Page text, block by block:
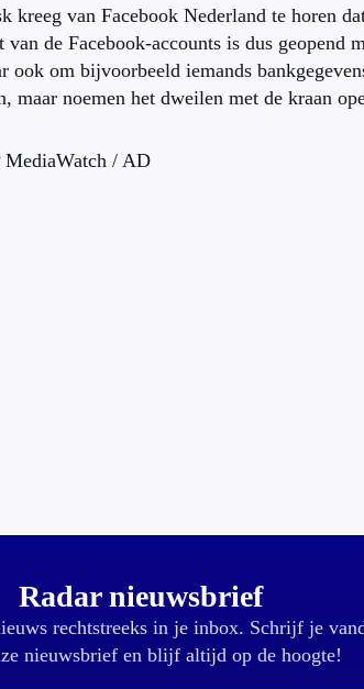
kreeg van Facebook Nederland te horen
van de Facebook-accounts is dus geopend
ook om bijvoorbeeld iemands
maar noemen het dweilen met de kraan
/ AD
Radar nieuwsbrief
rechtstreeks in je inbox. Schrijf je
nieuwsbrief en blijf altijd op de hoogte!